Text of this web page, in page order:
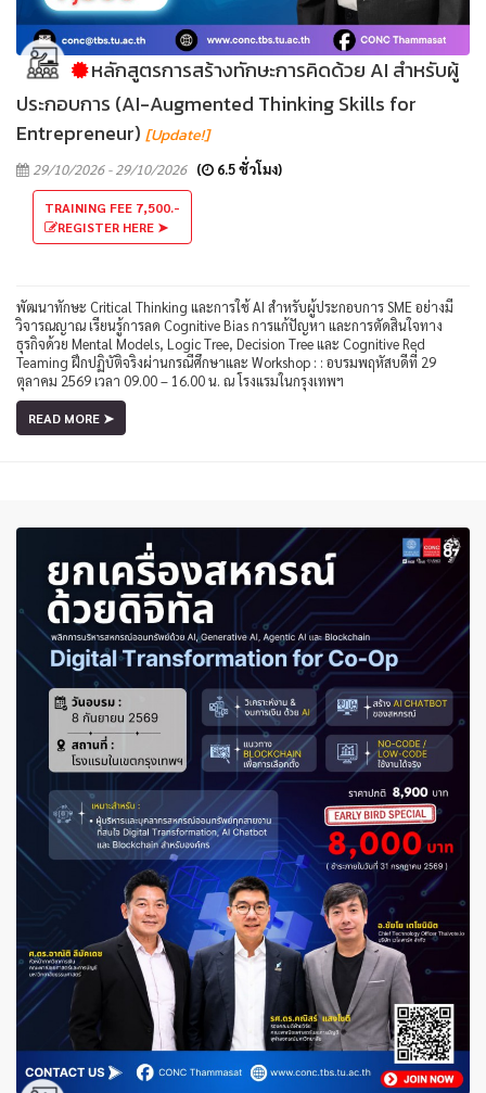
หลักสูตรการสร้างทักษะการคิดด้วย AI สำหรับผู้
ประกอบการ (AI-Augmented Thinking Skills for
Entrepreneur) [Update!]
29/10/2026 - 29/10/2026 ( 6.5 ชั่วโมง)
TRAINING FEE 7,500.-
REGISTER HERE ➤
พัฒนาทักษะ Critical Thinking และการใช้ AI สำหรับผู้ประกอบการ SME อย่างมี
วิจารณญาณ เรียนรู้การลด Cognitive Bias การแก้ปัญหา และการตัดสินใจทาง
ธุรกิจด้วย Mental Models, Logic Tree, Decision Tree และ Cognitive Red
Teaming ฝึกปฏิบัติจริงผ่านกรณีศึกษาและ Workshop : : อบรมพฤหัสบดีที่ 29
ตุลาคม 2569 เวลา 09.00 – 16.00 น. ณ โรงแรมในกรุงเทพฯ
READ MORE ➤